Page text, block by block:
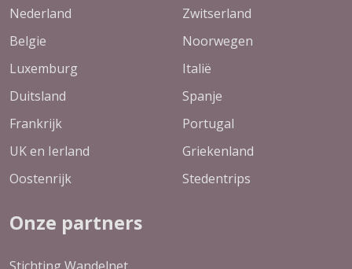
Nederland
Belgie
Luxemburg
Duitsland
Frankrijk
UK en Ierland
Oostenrijk
Zwitserland
Noorwegen
Italië
Spanje
Portugal
Griekenland
Stedentrips
Onze partners